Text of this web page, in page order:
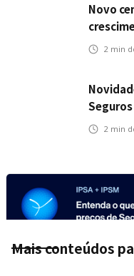
Novo
veículos
2 min
na 2 min
Mais conteúdos